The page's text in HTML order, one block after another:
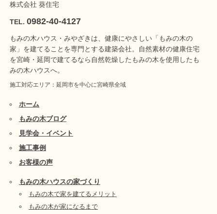
株式会社 葵住宅
TEL. 0982-40-4127
もみの木ハウス・みやざきは、健康にやさしい「もみの木の
家」を建てることを専門とする建築会社。自然素材の健康住宅
を宮崎・延岡で建てるなら自然乾燥したもみの木を使用したも
みの木ハウスへ。
施工対応エリア：延岡市を中心に宮崎県全域
ホーム
もみの木ブログ
見学会・イベント
施工事例
お客様の声
もみの木ハウスの家づくり
もみの木で家を建てるメリット
もみの木が家になるまで